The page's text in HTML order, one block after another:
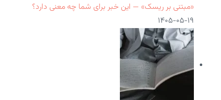
«مبتنی بر ریسک» — این خبر برای شما چه معنی دارد؟
۱۴۰۵-۰۵-۱۹